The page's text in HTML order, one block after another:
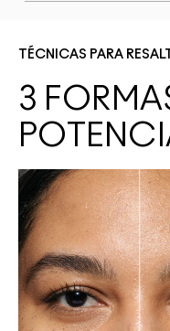
TÉCNICAS PARA
3